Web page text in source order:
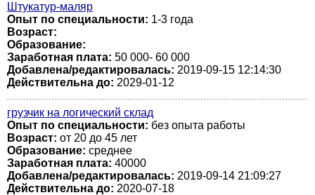
Штукатур-маляр
Опыт по специальности: 1-3 года
Возраст:
Образование:
Заработная плата: 50 000- 60 000
Добавлена/редактировалась: 2019-09-15 12:14:30
Действительна до: 2029-01-12
грузчик на логический склад
Опыт по специальности: без опыта работы
Возраст: от 20 до 45 лет
Образование: среднее
Заработная плата: 40000
Добавлена/редактировалась: 2019-09-14 21:09:27
Действительна до: 2020-07-18